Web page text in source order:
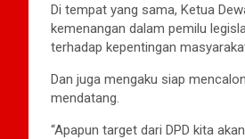
Di tempat yang sama, Ketua
kemenangan dalam pemilu
terhadap kepentingan
Dan juga mengaku siap
mendatang.
“Apapun target dari DPD kita